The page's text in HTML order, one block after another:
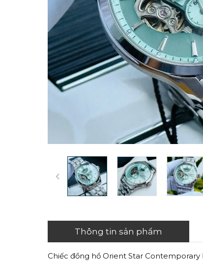
Thông tin sản phẩm
Chiếc đồng hồ Orient Star Contemporary